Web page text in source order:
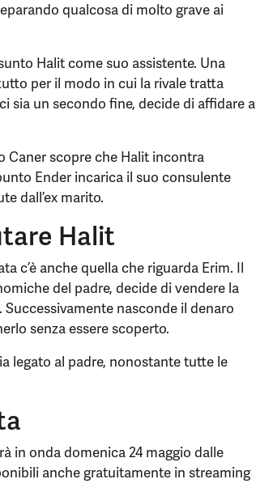
qualcosa di molto grave ai
Halit come suo assistente. Una
per il modo in cui la rivale tratta
sia un secondo fine, decide di affidare a
Caner scopre che Halit incontra
Ender incarica il suo consulente
dall’ex marito.
Halit
c’è anche quella che riguarda Erim. Il
del padre, decide di vendere la
nasconde il denaro
senza essere scoperto.
legato al padre, nonostante tutte le
in onda domenica 24 maggio dalle
anche gratuitamente in streaming